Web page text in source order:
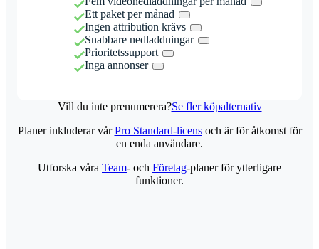
Ett paket per månad
Ingen attribution krävs
Snabbare nedladdningar
Prioritetssupport
Inga annonser
Vill du inte prenumerera?Se fler köpalternativ
Planer inkluderar vårPro Standard-licensoch är för åtkomst för
en enda användare.
Utforska våra Team- och Företag-planer för ytterligare
funktioner.